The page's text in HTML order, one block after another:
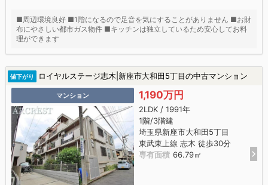
■周辺環境良好 ■1階になるので足音を気にすることがありません ■お財
布にやさしい都市ガス物件 ■キッチンは独立しているため安心してお料
理ができます
値下がり ロイヤルステージ志木|新座市大和田5丁目の中古マンション
マンション 1,190万円
2LDK / 1991年
1階/3階建
埼玉県新座市大和田5丁目
東武東上線 志木 徒歩30分
専有面積 66.79㎡